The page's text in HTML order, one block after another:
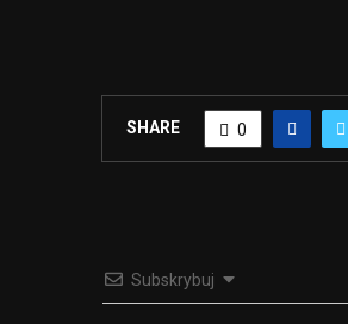
SHARE 0
Subskrybuj